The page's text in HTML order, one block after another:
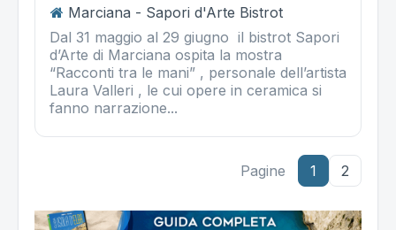
Marciana - Sapori d'Arte Bistrot
Dal 31 maggio al 29 giugno il bistrot Sapori
d’Arte di Marciana ospita la mostra
“Racconti tra le mani” , personale dell’artista
Laura Valleri , le cui opere in ceramica si
fanno narrazione...
Pagine 1 2